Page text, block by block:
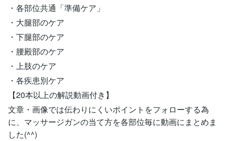
・各部位共通「準備ケア」
・大腿部のケア
・下腿部のケア
・腰殿部のケア
・上肢のケア
・各疾患別ケア
【20本以上の解説動画付き】
文章・画像では伝わりにくいポイントをフォローする為
に、マッサージガンの当て方を各部位毎に動画にまとめま
した(^^)